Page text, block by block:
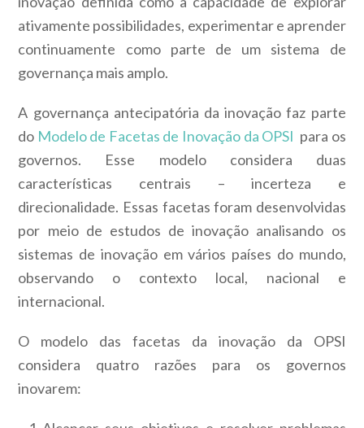
ativamente possibilidades, experimentar e aprender
continuamente como parte de um sistema de
governança mais amplo.
A governança antecipatória da inovação faz parte
do Modelo de Facetas de Inovação da OPSI para os
governos. Esse modelo considera duas
características centrais – incerteza e
direcionalidade. Essas facetas foram desenvolvidas
por meio de estudos de inovação analisando os
sistemas de inovação em vários países do mundo,
observando o contexto local, nacional e
internacional.
O modelo das facetas da inovação da OPSI
considera quatro razões para os governos
inovarem: